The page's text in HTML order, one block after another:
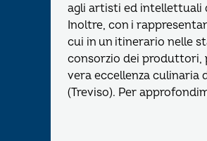
agli artisti ed intellettuali
Inoltre, con i
cui in un itinerario nelle
consorzio dei produttori,
vera eccellenza culinaria
(Treviso). Per